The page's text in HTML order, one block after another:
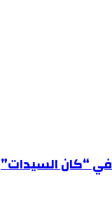
في “كان السيدات”